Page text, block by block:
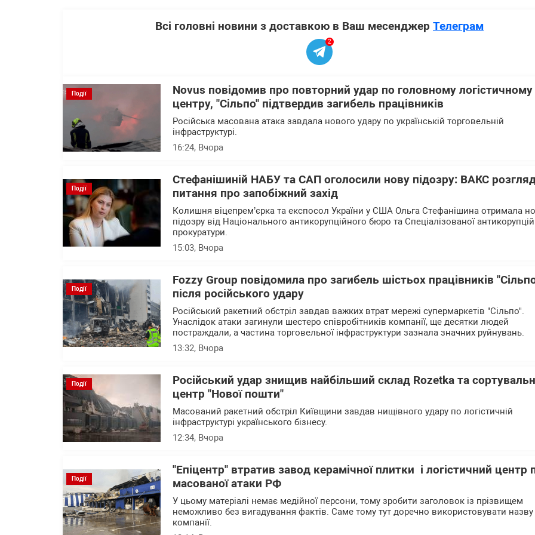
Всі головні новини з доставкою в Ваш месенджер Телеграм
2
Події
Novus повідомив про повторний удар по головному логістичному
центру, "Сільпо" підтвердив загибель працівників
Російська масована атака завдала нового удару по українській торговельній
інфраструктурі.
16:24, Вчора
Події
Стефанішиній НАБУ та САП оголосили нову підозру: ВАКС
питання про запобіжний захід
Колишня віцепрем’єрка та експосол України у США Ольга Стефанішина отримала
підозру від Національного антикорупційного бюро та Спеціалізованої
прокуратури.
15:03, Вчора
Події
Fozzy Group повідомила про загибель шістьох працівників
після російського удару
Російський ракетний обстріл завдав важких втрат мережі супермаркетів "Сільпо".
Унаслідок атаки загинули шестеро співробітників компанії, ще десятки людей
постраждали, а частина торговельної інфраструктури зазнала значних руйнувань.
13:32, Вчора
Події
Російський удар знищив найбільший склад Rozetka та
центр "Нової пошти"
Масований ракетний обстріл Київщини завдав нищівного удару по логістичній
інфраструктурі українського бізнесу.
12:34, Вчора
Події
"Епіцентр" втратив завод керамічної плитки і логістичний центр
масованої атаки РФ
У цьому матеріалі немає медійної персони, тому зробити заголовок із прізвищем
неможливо без вигадування фактів. Саме тому тут доречно використовувати назву
компанії.